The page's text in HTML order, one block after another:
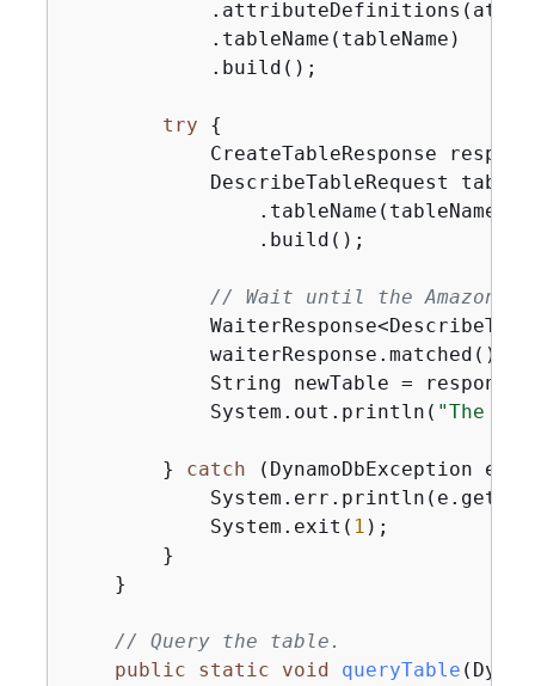
            .tableName(tableName)
            .build();
try
{
CreateTableResponse
DescribeTableRequest
                .tableName(tableName)
                .build();
// Wait until the Amazon
String newTable =
            System.out.println(
"The "
        }
catch (DynamoDbException e)
            System.exit(
1 );
        }
    }
// Query the table.
public
static void queryTable